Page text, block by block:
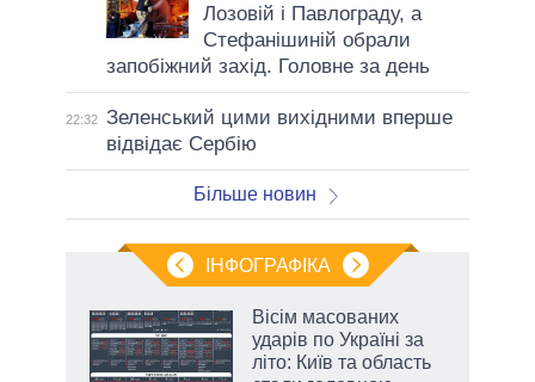
Лозовій і Павлограду, а
Стефанішиній обрали
запобіжний захід. Головне за день
22:32 Зеленський цими вихідними вперше
відвідає Сербію
Більше новин
ІНФОГРАФІКА
Вісім масованих
ударів по Україні за
літо: Київ та область